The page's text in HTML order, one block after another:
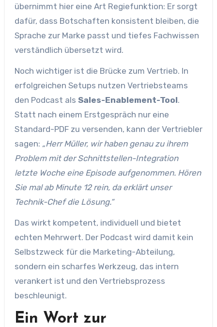
übernimmt hier eine Art Regiefunktion: Er sorgt
dafür, dass Botschaften konsistent bleiben, die
Sprache zur Marke passt und tiefes Fachwissen
verständlich übersetzt wird.
Noch wichtiger ist die Brücke zum Vertrieb. In
erfolgreichen Setups nutzen Vertriebsteams
den Podcast als Sales-Enablement-Tool.
Statt nach einem Erstgespräch nur eine
Standard-PDF zu versenden, kann der Vertriebler
sagen: „Herr Müller, wir haben genau zu ihrem
Problem mit der Schnittstellen-Integration
letzte Woche eine Episode aufgenommen. Hören
Sie mal ab Minute 12 rein, da erklärt unser
Technik-Chef die Lösung.“
Das wirkt kompetent, individuell und bietet
echten Mehrwert. Der Podcast wird damit kein
Selbstzweck für die Marketing-Abteilung,
sondern ein scharfes Werkzeug, das intern
verankert ist und den Vertriebsprozess
beschleunigt.
Ein Wort zur